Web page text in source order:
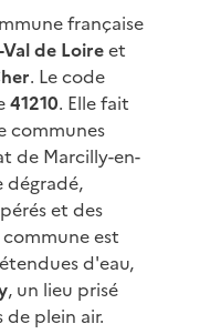
française
de Loireet
. Le code
41210. Elle fait
communes
de Marcilly-en-
dégradé,
et des
est
d'eau,
, un lieu prisé
plein air.